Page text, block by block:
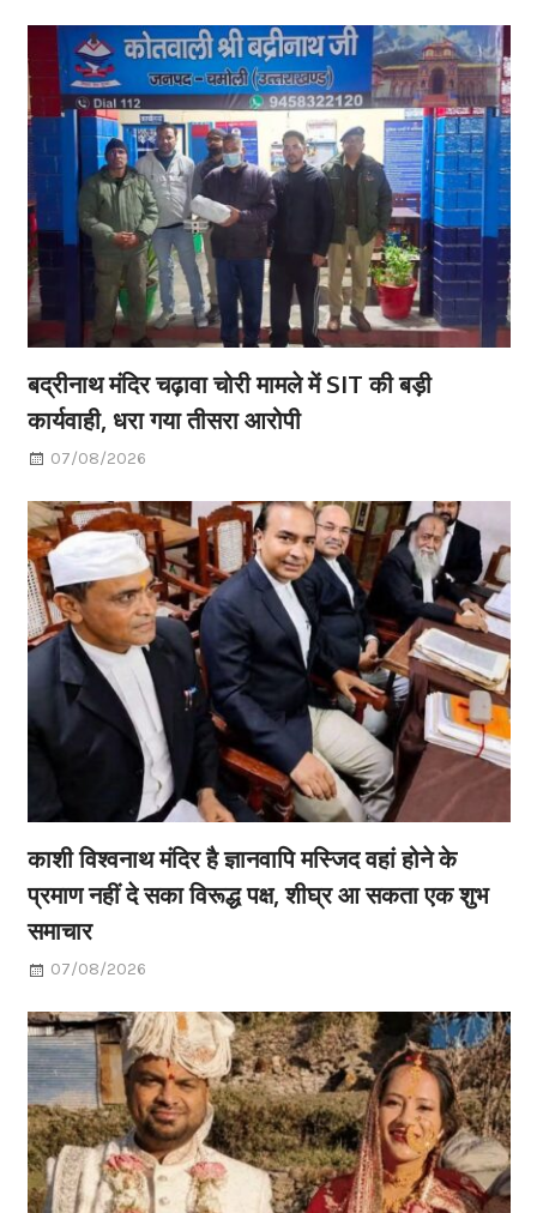
बद्रीनाथ मंदिर चढ़ावा चोरी मामले में SIT की बड़ी
कार्यवाही, धरा गया तीसरा आरोपी
07/08/2026
काशी विश्वनाथ मंदिर है ज्ञानवापि मस्जिद वहां होने के
प्रमाण नहीं दे सका विरूद्ध पक्ष, शीघ्र आ सकता एक शुभ
समाचार
07/08/2026